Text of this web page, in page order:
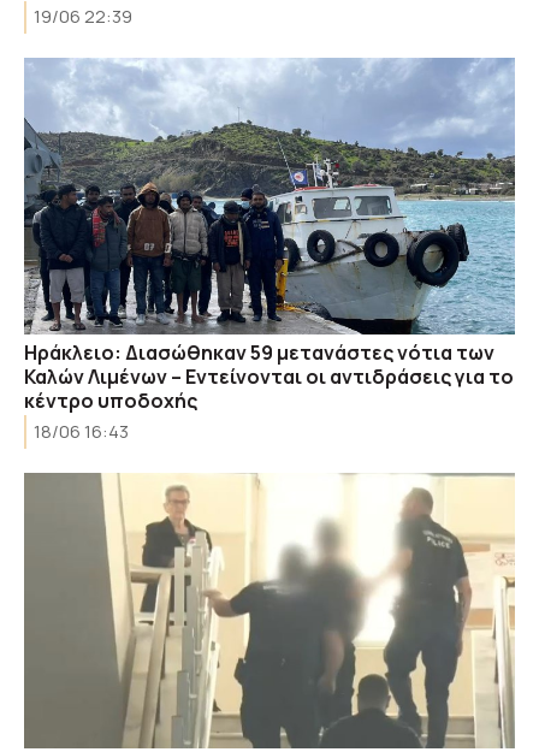
19/06 22:39
Ηράκλειο: Διασώθηκαν 59 μετανάστες νότια των
Καλών Λιμένων – Εντείνονται οι αντιδράσεις για το
κέντρο υποδοχής
18/06 16:43